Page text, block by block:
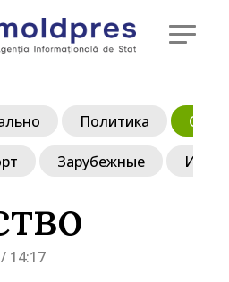
/ 14:17
Политика
Зарубежные